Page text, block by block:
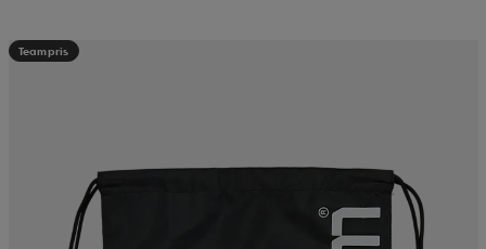
Teampris